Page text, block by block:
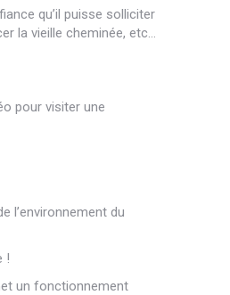
qu’il puisse solliciter
la vieille cheminée, etc…
pour visiter une
l’environnement du
!
un fonctionnement